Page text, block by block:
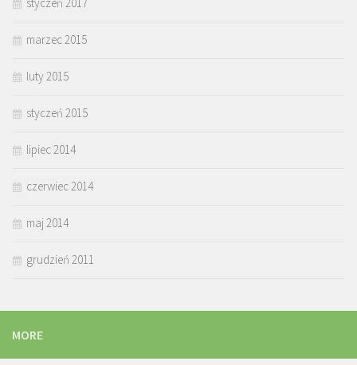
marzec 2015
luty 2015
styczeń 2015
lipiec 2014
czerwiec 2014
maj 2014
grudzień 2011
MORE